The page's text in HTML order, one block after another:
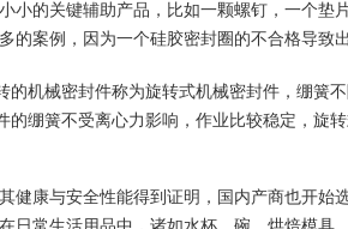
小的关键辅助产品，比如一颗螺钉，一个垫
的案例，因为一个硅胶密封圈的不合格导致
的机械密封件称为旋转式机械密封件，绷簧
的绷簧不受离心力影响，作业比较稳定，旋
健康与安全性能得到证明，国内产商也开